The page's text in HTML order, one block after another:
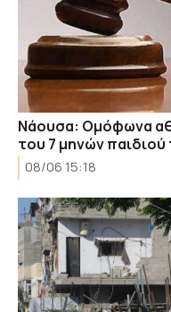
Νάουσα: Ομόφωνα
του 7 μηνών
08/06 15:18